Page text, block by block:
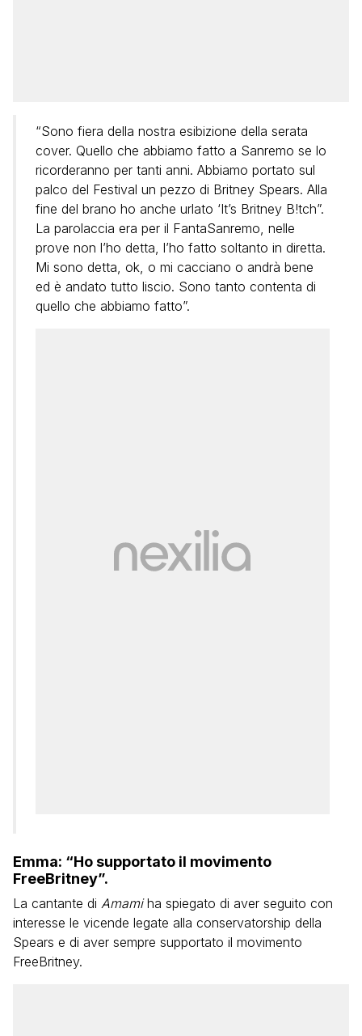
“Sono fiera della nostra esibizione della serata
cover. Quello che abbiamo fatto a Sanremo se lo
ricorderanno per tanti anni. Abbiamo portato sul
palco del Festival un pezzo di Britney Spears. Alla
fine del brano ho anche urlato ‘It’s Britney B!tch”.
La parolaccia era per il FantaSanremo, nelle
prove non l’ho detta, l’ho fatto soltanto in diretta.
Mi sono detta, ok, o mi cacciano o andrà bene
ed è andato tutto liscio. Sono tanto contenta di
quello che abbiamo fatto”.
Emma: “Ho supportato il movimento
FreeBritney”.
La cantante di Amamiha spiegato di aver seguito con
interesse le vicende legate alla conservatorship della
Spears e di aver sempre supportato il movimento
FreeBritney.